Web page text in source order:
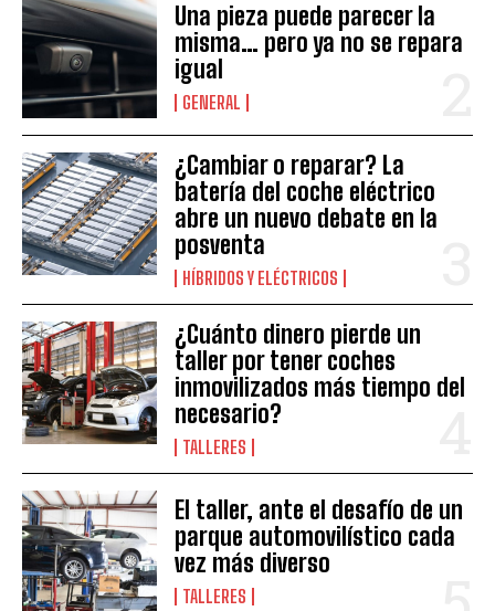
Una pieza puede parecer la
misma… pero ya no se repara
igual
GENERAL
¿Cambiar o reparar? La
batería del coche eléctrico
abre un nuevo debate en la
posventa
HÍBRIDOS Y ELÉCTRICOS
¿Cuánto dinero pierde un
taller por tener coches
inmovilizados más tiempo del
necesario?
TALLERES
El taller, ante el desafío de un
parque automovilístico cada
vez más diverso
TALLERES